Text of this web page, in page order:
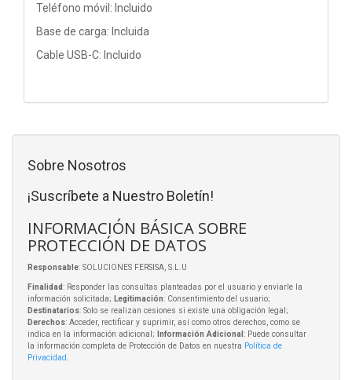
Teléfono móvil: Incluido
Base de carga: Incluida
Cable USB-C: Incluido
Sobre Nosotros
¡Suscríbete a Nuestro Boletín!
INFORMACIÓN BÁSICA SOBRE
PROTECCIÓN DE DATOS
Responsable: SOLUCIONES FERSISA, S.L.U
Finalidad: Responder las consultas planteadas por el usuario y enviarle la
información solicitada; Legitimación: Consentimiento del usuario;
Destinatarios: Solo se realizan cesiones si existe una obligación legal;
Derechos: Acceder, rectificar y suprimir, así como otros derechos, como se
indica en la información adicional;
Información Adicional : Puede consultar
la información completa de Protección de Datos en nuestra Política de
Privacidad